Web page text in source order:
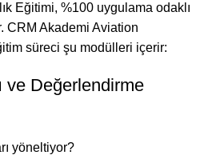
Eğitimi, %100 uygulama odaklı
CRM Akademi Aviation
süreci şu modülleri içerir:
ve Değerlendirme
yöneltiyor?